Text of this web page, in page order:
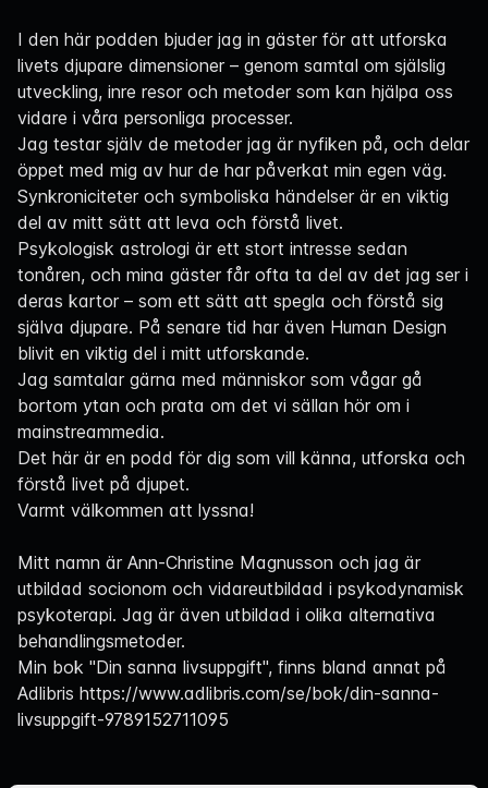
Navigation
I den här podden bjuder jag in gäster för att utforska
livets djupare dimensioner – genom samtal om själslig
utveckling, inre resor och metoder som kan hjälpa oss
vidare i våra personliga processer.
Jag testar själv de metoder jag är nyfiken på, och delar
öppet med mig av hur de har påverkat min egen väg.
Synkroniciteter och symboliska händelser är en viktig
del av mitt sätt att leva och förstå livet.
Psykologisk astrologi är ett stort intresse sedan
tonåren, och mina gäster får ofta ta del av det jag ser i
deras kartor – som ett sätt att spegla och förstå sig
själva djupare. På senare tid har även Human Design
blivit en viktig del i mitt utforskande.
Jag samtalar gärna med människor som vågar gå
bortom ytan och prata om det vi sällan hör om i
mainstreammedia.
Det här är en podd för dig som vill känna, utforska och
förstå livet på djupet.
Varmt välkommen att lyssna!
Mitt namn är Ann-Christine Magnusson och jag är
utbildad socionom och vidareutbildad i psykodynamisk
psykoterapi. Jag är även utbildad i olika alternativa
behandlingsmetoder.
Min bok "Din sanna livsuppgift", finns bland annat på
Adlibris https://www.adlibris.com/se/bok/din-sanna-
livsuppgift-9789152711095